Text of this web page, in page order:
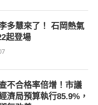
多慧來了！ 石岡熱氣
起登場
不合格率倍增！市議
濟局預算執行85.9%，